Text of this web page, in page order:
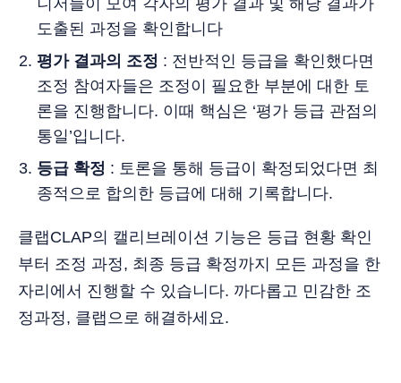
니저들이 모여 각자의 평가 결과 및 해당 결과가
도출된 과정을 확인합니다
평가 결과의 조정 : 전반적인 등급을 확인했다면
조정 참여자들은 조정이 필요한 부분에 대한 토
론을 진행합니다. 이때 핵심은 ‘평가 등급 관점의
통일’입니다.
등급 확정 : 토론을 통해 등급이 확정되었다면 최
종적으로 합의한 등급에 대해 기록합니다.
클랩CLAP의 캘리브레이션 기능은 등급 현황 확인
부터 조정 과정, 최종 등급 확정까지 모든 과정을 한
자리에서 진행할 수 있습니다. 까다롭고 민감한 조
정과정, 클랩으로 해결하세요.